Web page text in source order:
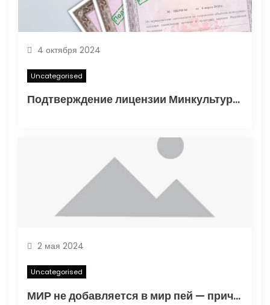
м
4 октября 2024
Uncategorised
Подтверждение лицензии Минкультуры: Важные аспекты и процесс получения
2 мая 2024
Uncategorised
МИР не добавляется в мир пей — причины и решения